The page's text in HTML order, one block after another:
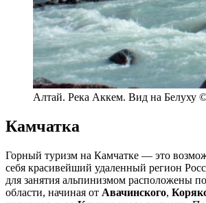
Алтай. Река Аккем. Вид на Белуху
Камчатка
Горный туризм на Камчатке — это
себя красивейший удаленный регион
для занятия альпинизмом расположены
области, начиная от Авачинского,